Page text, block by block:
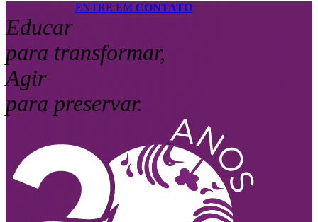
ENTRE EMCONTATO
Educar
para transformar,
Agir
para preservar.